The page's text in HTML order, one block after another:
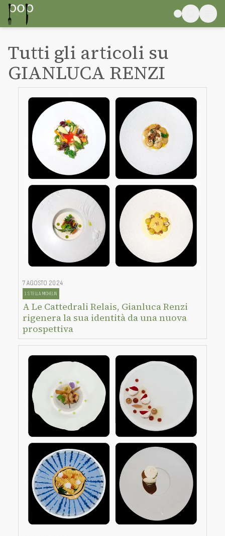
Tutti gli articoli su
GIANLUCA RENZI
7 AGOSTO 2024
1 STELLA MICHELIN
A Le Cattedrali Relais, Gianluca Renzi
rigenera la sua identità da una nuova
prospettiva